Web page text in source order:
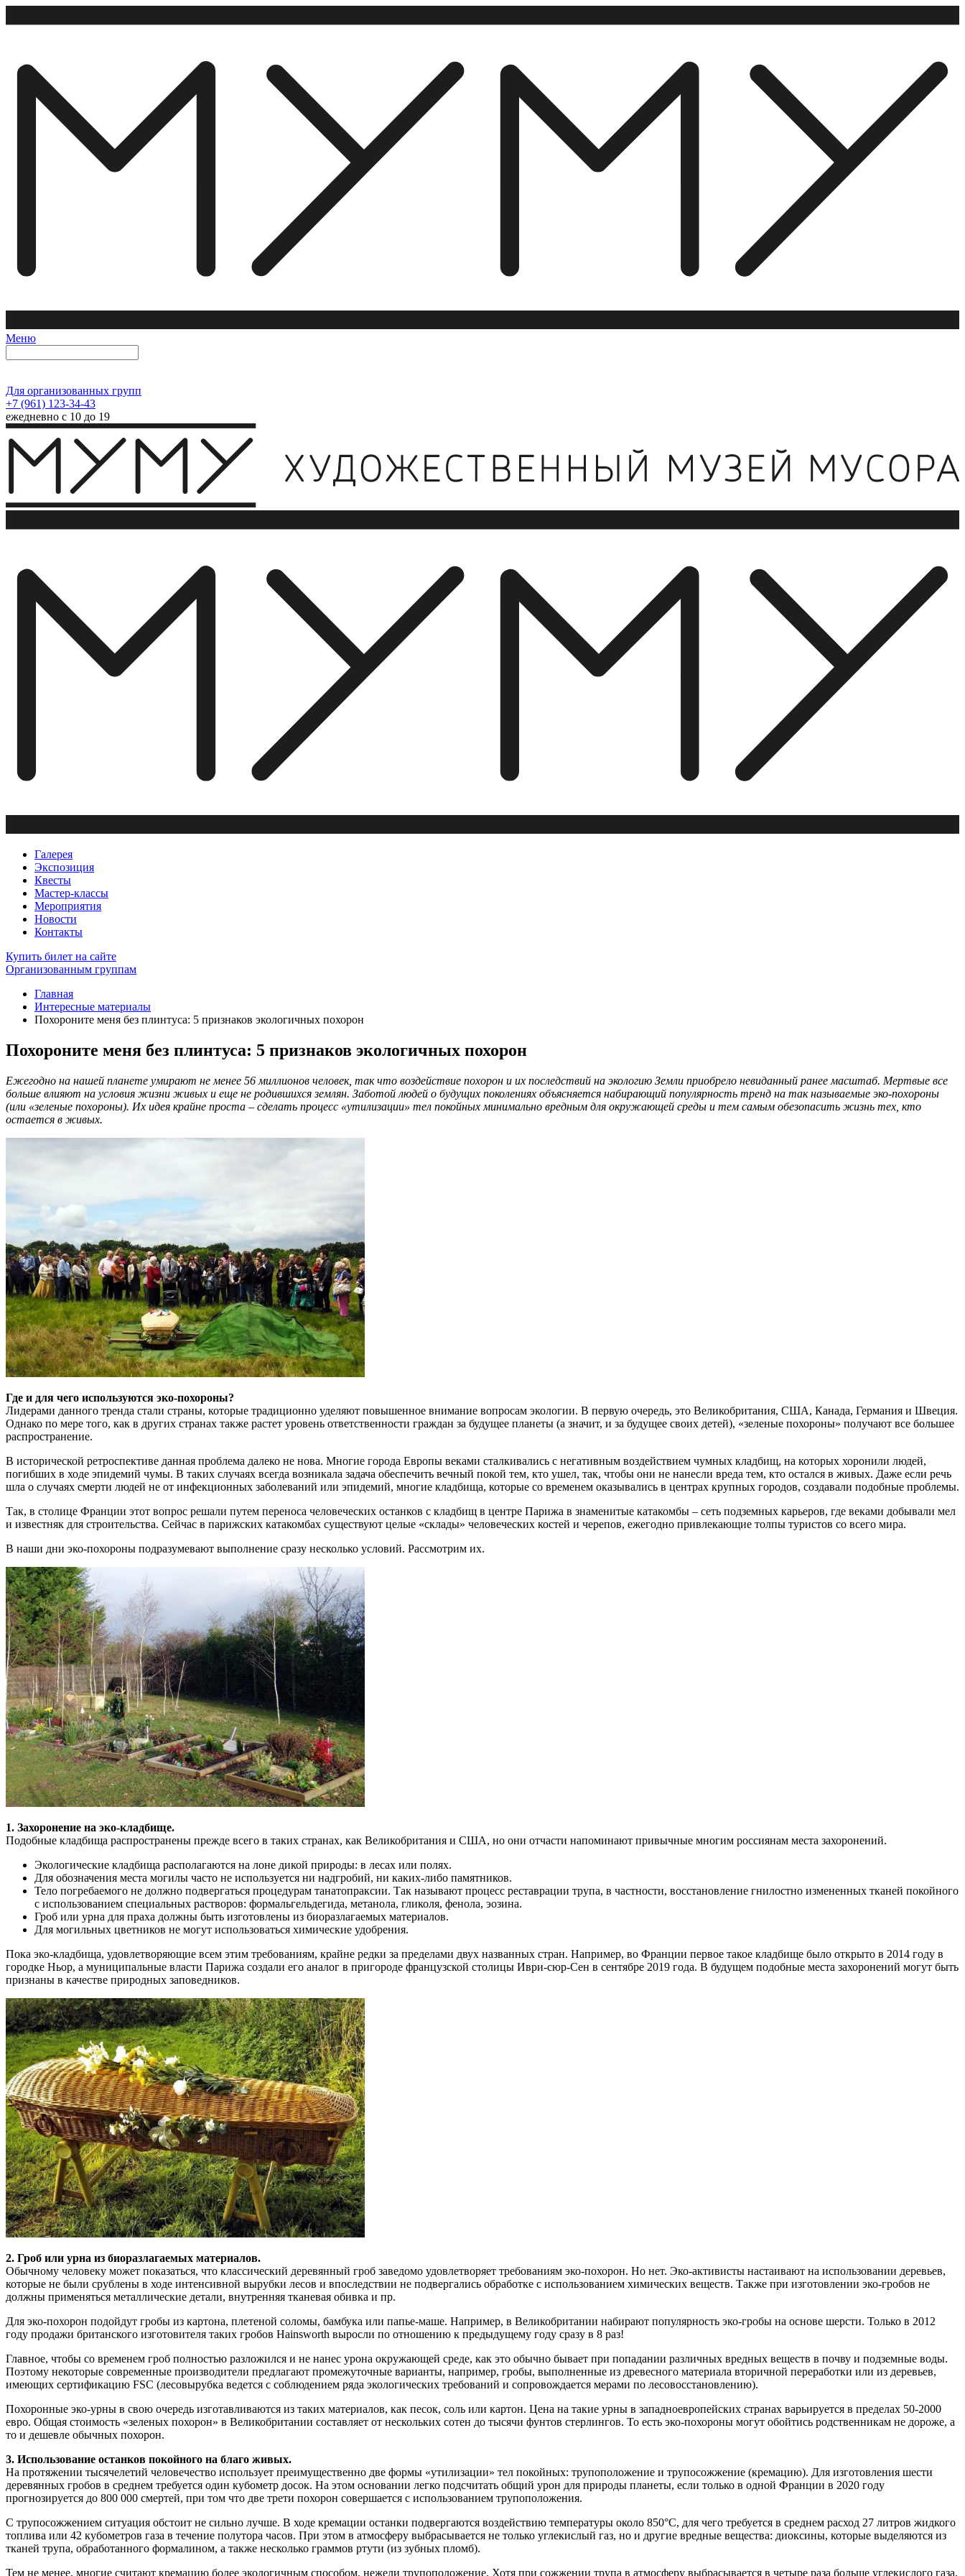
Меню
Для организованных групп
+7 (961) 123-34-43
ежедневно с 10 до 19
Галерея
Экспозиция
Квесты
Мастер-классы
Мероприятия
Новости
Контакты
Купить билет на сайте
Организованным группам
Главная
Интересные материалы
Похороните меня без плинтуса: 5 признаков экологичных похорон
Похороните меня без плинтуса: 5 признаков экологичных похорон
Ежегодно на нашей планете умирают не менее 56 миллионов человек, так что воздействие похорон и их последствий на экологию Земли приобрело невиданный ранее масштаб. Мертвые все
больше влияют на условия жизни живых и еще не родившихся землян. Заботой людей о будущих поколениях объясняется набирающий популярность тренд на так называемые эко-похороны
(или «зеленые похороны). Их идея крайне проста – сделать процесс «утилизации» тел покойных минимально вредным для окружающей среды и тем самым обезопасить жизнь тех, кто
остается в живых.
Где и для чего используются эко-похороны?
Лидерами данного тренда стали страны, которые традиционно уделяют повышенное внимание вопросам экологии. В первую очередь, это Великобритания, США, Канада, Германия и Швеция.
Однако по мере того, как в других странах также растет уровень ответственности граждан за будущее планеты (а значит, и за будущее своих детей), «зеленые похороны» получают все большее
распространение.
В исторической ретроспективе данная проблема далеко не нова. Многие города Европы веками сталкивались с негативным воздействием чумных кладбищ, на которых хоронили людей,
погибших в ходе эпидемий чумы. В таких случаях всегда возникала задача обеспечить вечный покой тем, кто ушел, так, чтобы они не нанесли вреда тем, кто остался в живых. Даже если речь
шла о случаях смерти людей не от инфекционных заболеваний или эпидемий, многие кладбища, которые со временем оказывались в центрах крупных городов, создавали подобные проблемы.
Так, в столице Франции этот вопрос решали путем переноса человеческих останков с кладбищ в центре Парижа в знаменитые катакомбы – сеть подземных карьеров, где веками добывали мел
и известняк для строительства. Сейчас в парижских катакомбах существуют целые «склады» человеческих костей и черепов, ежегодно привлекающие толпы туристов со всего мира.
В наши дни эко-похороны подразумевают выполнение сразу несколько условий. Рассмотрим их.
1. Захоронение на эко-кладбище.
Подобные кладбища распространены прежде всего в таких странах, как Великобритания и США, но они отчасти напоминают привычные многим россиянам места захоронений.
Экологические кладбища располагаются на лоне дикой природы: в лесах или полях.
Для обозначения места могилы часто не используется ни надгробий, ни каких-либо памятников.
Тело погребаемого не должно подвергаться процедурам танатопраксии. Так называют процесс реставрации трупа, в частности, восстановление гнилостно измененных тканей покойного
с использованием специальных растворов: формальгельдегида, метанола, гликоля, фенола, эозина.
Гроб или урна для праха должны быть изготовлены из биоразлагаемых материалов.
Для могильных цветников не могут использоваться химические удобрения.
Пока эко-кладбища, удовлетворяющие всем этим требованиям, крайне редки за пределами двух названных стран. Например, во Франции первое такое кладбище было открыто в 2014 году в
городке Ньор, а муниципальные власти Парижа создали его аналог в пригороде французской столицы Иври-сюр-Сен в сентябре 2019 года. В будущем подобные места захоронений могут быть
признаны в качестве природных заповедников.
2. Гроб или урна из биоразлагаемых материалов.
Обычному человеку может показаться, что классический деревянный гроб заведомо удовлетворяет требованиям эко-похорон. Но нет. Эко-активисты настаивают на использовании деревьев,
которые не были срублены в ходе интенсивной вырубки лесов и впоследствии не подвергались обработке с использованием химических веществ. Также при изготовлении эко-гробов не
должны применяться металлические детали, внутренняя тканевая обивка и пр.
Для эко-похорон подойдут гробы из картона, плетеной соломы, бамбука или папье-маше. Например, в Великобритании набирают популярность эко-гробы на основе шерсти. Только в 2012
году продажи британского изготовителя таких гробов Hainsworth выросли по отношению к предыдущему году сразу в 8 раз!
Главное, чтобы со временем гроб полностью разложился и не нанес урона окружающей среде, как это обычно бывает при попадании различных вредных веществ в почву и подземные воды.
Поэтому некоторые современные производители предлагают промежуточные варианты, например, гробы, выполненные из древесного материала вторичной переработки или из деревьев,
имеющих сертификацию FSC (лесовырубка ведется с соблюдением ряда экологических требований и сопровождается мерами по лесовосстановлению).
Похоронные эко-урны в свою очередь изготавливаются из таких материалов, как песок, соль или картон. Цена на такие урны в западноевропейских странах варьируется в пределах 50-2000
евро. Общая стоимость «зеленых похорон» в Великобритании составляет от нескольких сотен до тысячи фунтов стерлингов. То есть эко-похороны могут обойтись родственникам не дороже, а
то и дешевле обычных похорон.
3. Использование останков покойного на благо живых.
На протяжении тысячелетий человечество использует преимущественно две формы «утилизации» тел покойных: трупоположение и трупосожжение (кремацию). Для изготовления шести
деревянных гробов в среднем требуется один кубометр досок. На этом основании легко подсчитать общий урон для природы планеты, если только в одной Франции в 2020 году
прогнозируется до 800 000 смертей, при том что две трети похорон совершается с использованием трупоположения.
С трупосожжением ситуация обстоит не сильно лучше. В ходе кремации останки подвергаются воздействию температуры около 850°C, для чего требуется в среднем расход 27 литров жидкого
топлива или 42 кубометров газа в течение полутора часов. При этом в атмосферу выбрасывается не только углекислый газ, но и другие вредные вещества: диоксины, которые выделяются из
тканей трупа, обработанного формалином, а также несколько граммов ртути (из зубных пломб).
Тем не менее, многие считают кремацию более экологичным способом, нежели трупоположение. Хотя при сожжении трупа в атмосферу выбрасывается в четыре раза больше углекислого газа,